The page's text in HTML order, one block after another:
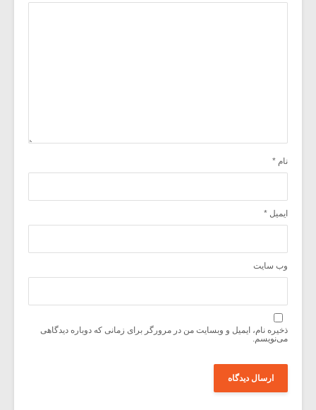
نام *
ایمیل *
وب‌ سایت
ذخیره نام، ایمیل و وبسایت من در مرورگر برای زمانی که دوباره دیدگاهی
می‌نویسم.